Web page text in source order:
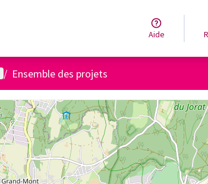
Aide
utilisateur
/ Ensemble des projets